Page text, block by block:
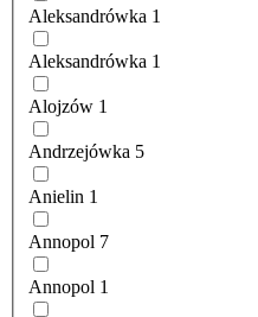
Aleksandrówka 1
Aleksandrówka 1
Alojzów 1
Andrzejówka 5
Anielin 1
Annopol 7
Annopol 1